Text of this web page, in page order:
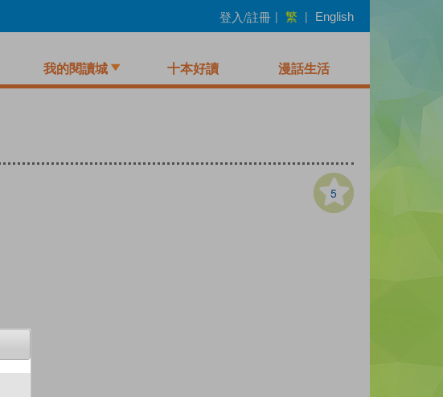
登入/註冊 | 繁 | English
我的閱讀城 十本好讀 漫話生活
5